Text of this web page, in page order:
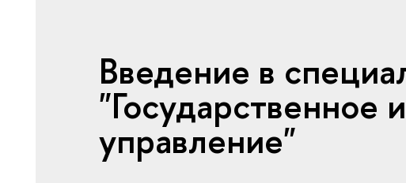
Введение в
"Государственное
управление"